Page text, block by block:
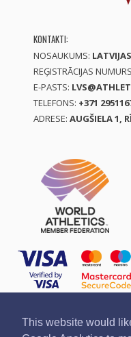
This website would
KONTAKTI:
NOSAUKUMS:
REĢISTRĀCIJAS
E-PASTS:
TELEFONS: +371
ADRESE: AUGŠIELA 1,